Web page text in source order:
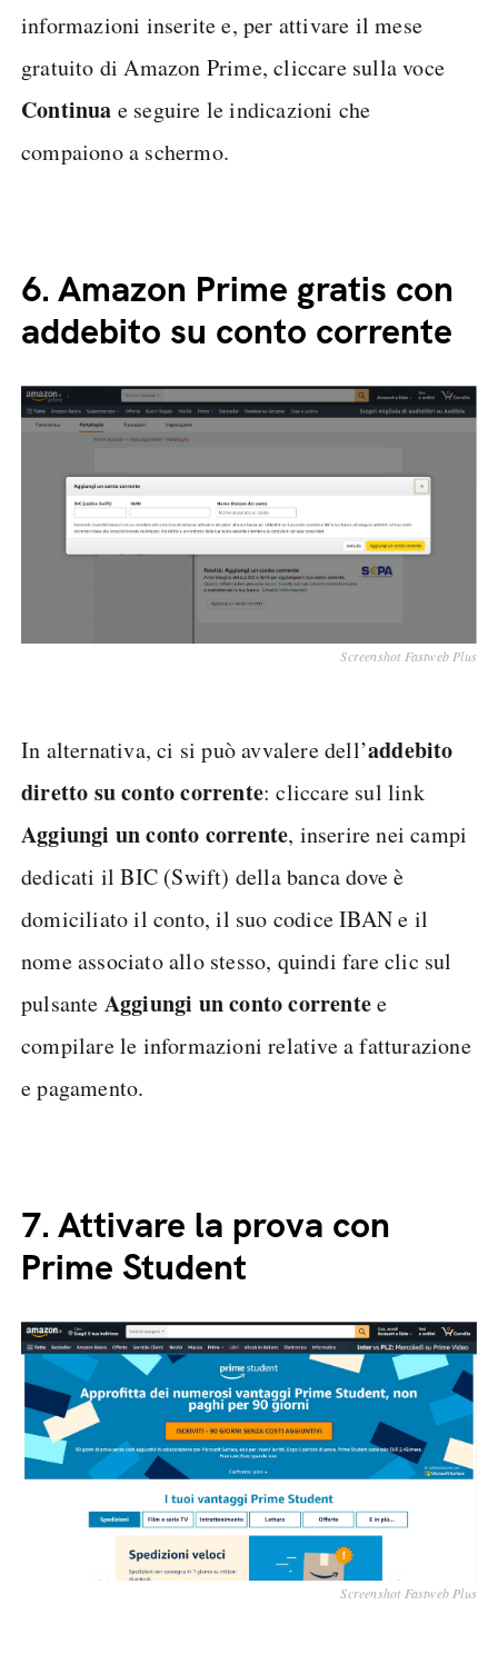
informazioni inserite e, per attivare il mese
gratuito di Amazon Prime, cliccare sulla voce
Continua e seguire le indicazioni che
compaiono a schermo.
6. Amazon Prime gratis con
addebito su conto corrente
Screenshot Fastweb Plus
In alternativa, ci si può avvalere dell’addebito
diretto su conto corrente: cliccare sul link
Aggiungi un conto corrente, inserire nei campi
dedicati il BIC (Swift) della banca dove è
domiciliato il conto, il suo codice IBAN e il
nome associato allo stesso, quindi fare clic sul
pulsante Aggiungi un conto correntee
compilare le informazioni relative a fatturazione
e pagamento.
7. Attivare la prova con
Prime Student
Screenshot Fastweb Plus